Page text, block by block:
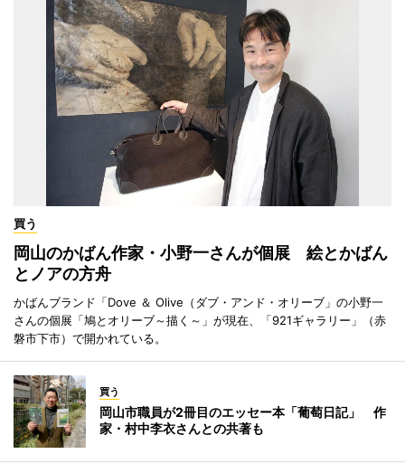
買う
岡山のかばん作家・小野一さんが個展 絵とかばん
とノアの方舟
かばんブランド「Dove ＆ Olive（ダブ・アンド・オリーブ」の小野一
さんの個展「鳩とオリーブ～描く～」が現在、「921ギャラリー」（赤
磐市下市）で開かれている。
買う
岡山市職員が2冊目のエッセー本「葡萄日記」 作
家・村中李衣さんとの共著も